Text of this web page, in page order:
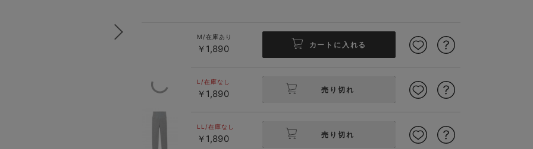
M/在庫あり
￥1,890 カートに入れる
L/在庫なし
￥1,890 売り切れ
LL/在庫なし
￥1,890 売り切れ